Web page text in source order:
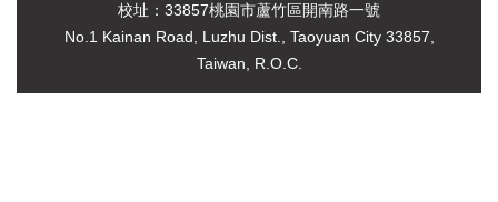
校址：33857桃園市蘆竹區開南路一號
No.1 Kainan Road, Luzhu Dist., Taoyuan City 33857,
Taiwan, R.O.C.